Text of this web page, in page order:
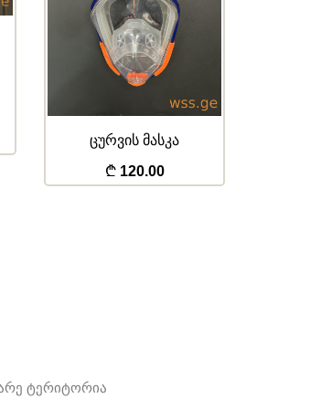
ცურვის მასკა
120.00
ტერიტორია